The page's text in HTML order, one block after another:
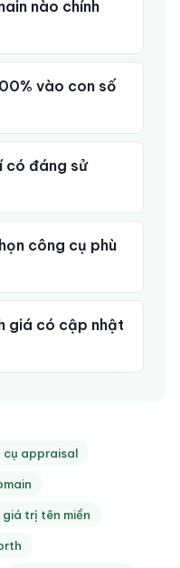
nào chính
vào con số
có đáng sử
công cụ phù
giá có cập nhật
cụ appraisal
giá trị tên miền